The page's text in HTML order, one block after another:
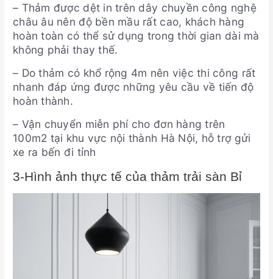
– Thảm được dệt in trên dây chuyền công nghệ
châu âu nên độ bền mầu rất cao, khách hàng
hoàn toàn có thể sử dụng trong thời gian dài mà
không phải thay thế.
– Do thảm có khổ rộng 4m nên việc thi công rất
nhanh đáp ứng được những yêu cầu về tiến độ
hoàn thành.
– Vận chuyển miễn phí cho đơn hàng trên
100m2 tại khu vực nội thành Hà Nội, hỗ trợ gửi
xe ra bến đi tỉnh
3-Hình ảnh thực tế của thảm trải sàn Bỉ